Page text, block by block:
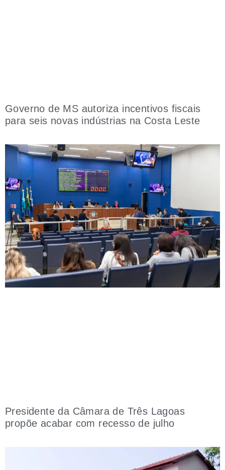
Governo de MS autoriza incentivos fiscais
para seis novas indústrias na Costa Leste
Presidente da Câmara de Três Lagoas
propõe acabar com recesso de julho